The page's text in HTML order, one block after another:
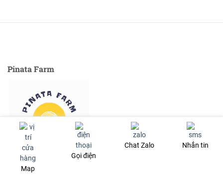
Pinata Farm
Chuyên cung cấp pinata cho các bữa
Map
Gọi điện
Chat Zalo Nhắn tin